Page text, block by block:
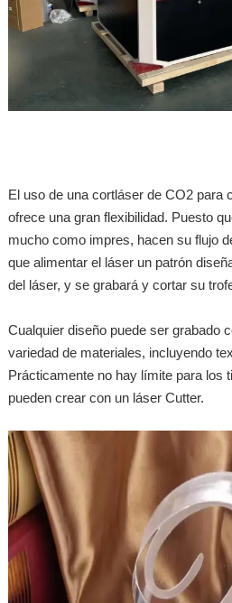
El uso de una cortláser de CO2 para
ofrece una gran flexibilidad. Puesto
mucho como impres, hacen su flujo
que alimentar el láser un patrón
del láser, y se grabará y cortar su
Cualquier diseño puede ser grabado
variedad de materiales, incluyendo
Prácticamente no hay límite para los
pueden crear con un láser Cutter.